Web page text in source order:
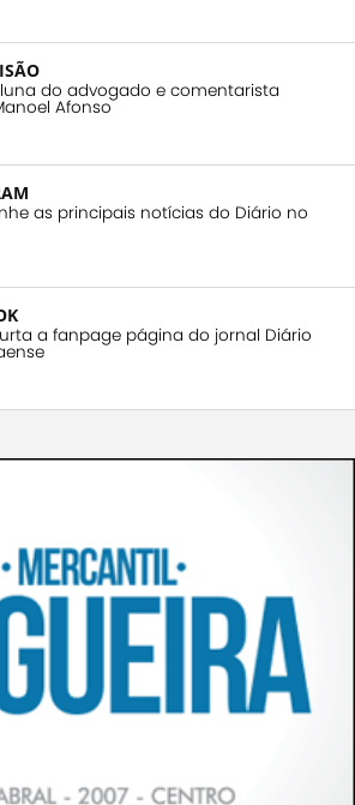
do advogado e comentarista
Afonso
as principais notícias do Diário no
a fanpage página do jornal Diário